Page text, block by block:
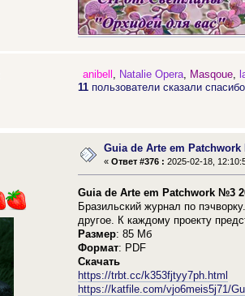
anibell , Natalie Opera, Masqoue,
11пользователи сказали
Guia de Arte em
«Ответ #376 : 2025-02-18,
Guia de Arte em Patchwork №3
Бразильский журнал по
другое. К каждому проекту
Размер: 85 Мб
Формат: PDF
Скачать
https://trbt.cc/k353fjtyy7ph.html
https://katfile.com/vjo6meis5j71/